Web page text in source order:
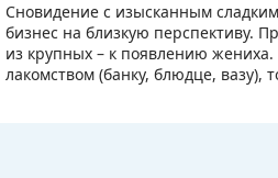
Сновидение с изысканным
бизнес на близкую перспективу.
из крупных – к появлению
лакомством (банку, блюдце, вазу),